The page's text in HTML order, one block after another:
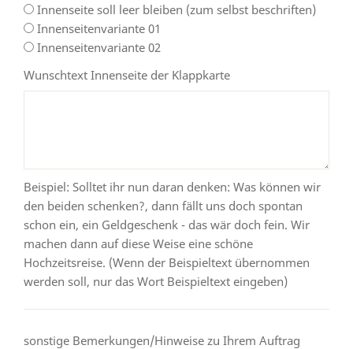
Innenseite soll leer bleiben (zum selbst beschriften)
Innenseitenvariante 01
Innenseitenvariante 02
Wunschtext Innenseite der Klappkarte
Beispiel: Solltet ihr nun daran denken: Was können wir
den beiden schenken?, dann fällt uns doch spontan
schon ein, ein Geldgeschenk - das wär doch fein. Wir
machen dann auf diese Weise eine schöne
Hochzeitsreise. (Wenn der Beispieltext übernommen
werden soll, nur das Wort Beispieltext eingeben)
sonstige Bemerkungen/Hinweise zu Ihrem Auftrag